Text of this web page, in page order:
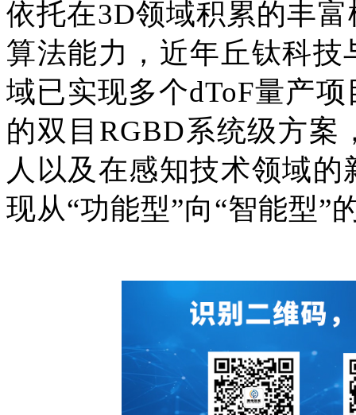
依托在3D领域积累的丰
算法能力，近年丘钛科
域已实现多个dToF量产
的双目RGBD系统级方
人以及在感知技术领域
现从“功能型”向“智能型”